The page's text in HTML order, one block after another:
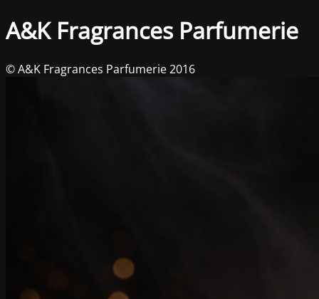
A&K Fragrances Parfumerie
© A&K Fragrances Parfumerie 2016